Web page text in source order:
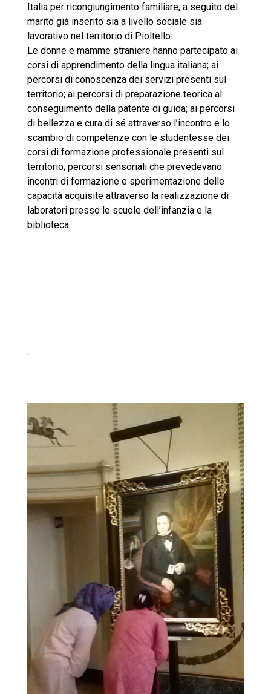
Italia per ricongiungimento familiare, a seguito del
marito già inserito sia a livello sociale sia
lavorativo nel territorio di Pioltello.
Le donne e mamme straniere hanno partecipato ai
corsi di apprendimento della lingua italiana; ai
percorsi di conoscenza dei servizi presenti sul
territorio; ai percorsi di preparazione teorica al
conseguimento della patente di guida; ai percorsi
di bellezza e cura di sé attraverso l’incontro e lo
scambio di competenze con le studentesse dei
corsi di formazione professionale presenti sul
territorio; percorsi sensoriali che prevedevano
incontri di formazione e sperimentazione delle
capacità acquisite attraverso la realizzazione di
laboratori presso le scuole dell’infanzia e la
biblioteca.
.